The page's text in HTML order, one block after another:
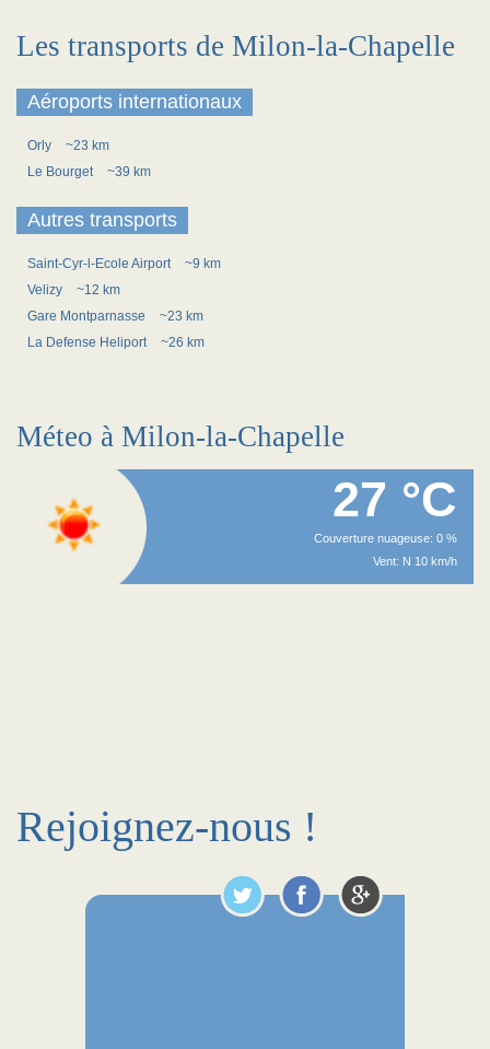
Les transports de Milon-la-Chapelle
Aéroports internationaux
Orly
~23 km
Le Bourget
~39 km
Autres transports
Saint-Cyr-l-Ecole Airport
~9 km
Velizy
~12 km
Gare Montparnasse
~23 km
La Defense Heliport
~26 km
Méteo à Milon-la-Chapelle
27 °C
Couverture nuageuse: 0 %
Vent: N 10 km/h
Rejoignez-nous !